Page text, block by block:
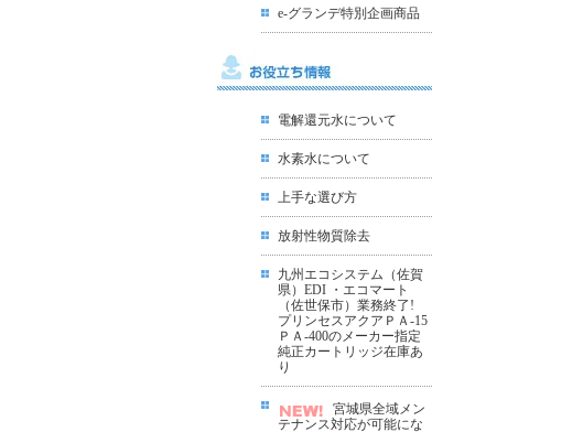
e-グランデ特別企画商品
電解還元水について
水素水について
上手な選び方
放射性物質除去
九州エコシステム（佐賀
県）EDI ・エコマート
（佐世保市）業務終了!
プリンセスアクアＰＡ-15
ＰＡ-400のメーカー指定
純正カートリッジ在庫あ
り
宮城県全域メン
テナンス対応が可能にな